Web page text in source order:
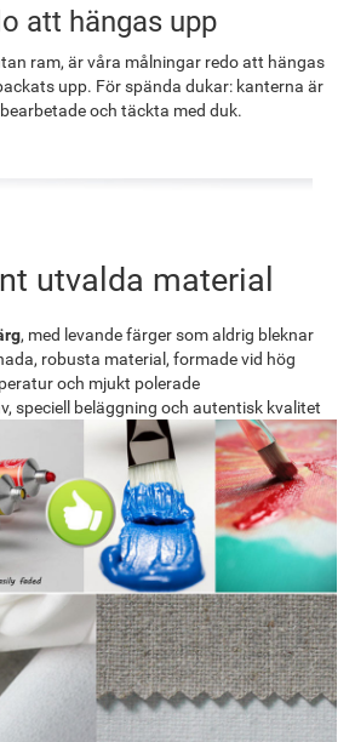
att hängas upp
ram, är våra målningar redo att hängas
upp. För spända dukar: kanterna är
och täckta med duk.
utvalda material
, med levande färger som aldrig bleknar
robusta material, formade vid hög
och mjukt polerade
speciell beläggning och autentisk kvalitet